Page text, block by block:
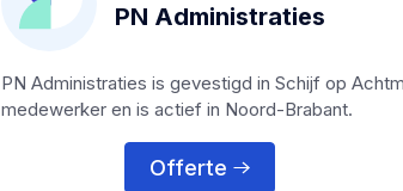
PN Administraties
PN Administraties is gevestigd in Schijf op
medewerker en is actief in Noord-Brabant.
Offerte